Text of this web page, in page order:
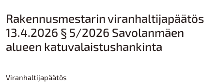
Rakennusmestarin viranhaltijapäätös
13.4.2026 § 5/2026 Savolanmäen
alueen katuvalaistushankinta
Viranhaltijapäätös